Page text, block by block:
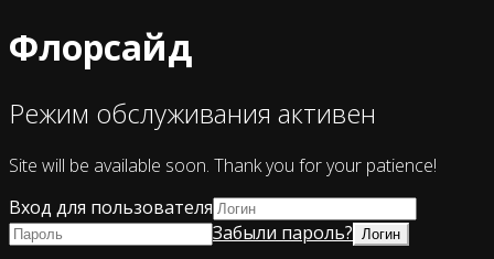
Флорсайд
Режим обслуживания активен
Site will be available soon. Thank you for your patience!
Вход для пользователя
Забыли пароль?